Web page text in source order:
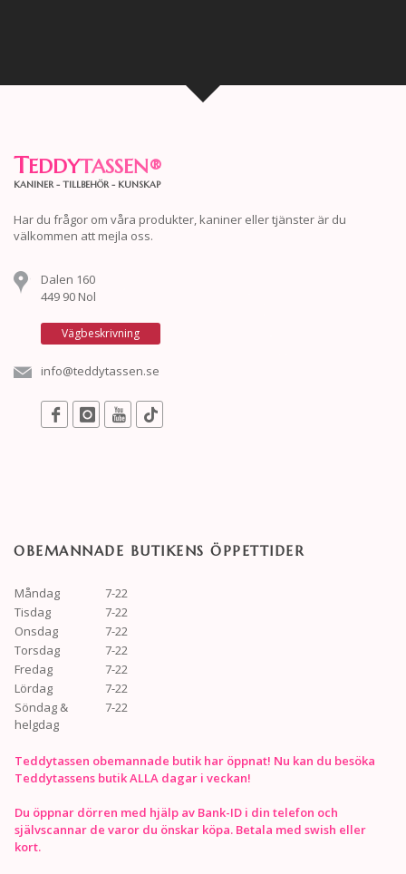
TEDDYTASSEN®
KANINER - TILLBEHÖR - KUNSKAP
Har du frågor om våra produkter, kaniner eller tjänster är du
välkommen att mejla oss.
Dalen 160
449 90 Nol
Vägbeskrivning
info@teddytassen.se
OBEMANNADE BUTIKENS ÖPPETTIDER
Måndag
7-22
Tisdag
7-22
Onsdag
7-22
Torsdag
7-22
Fredag
7-22
Lördag
7-22
Söndag &
helgdag
7-22
Teddytassen obemannade butik har öppnat! Nu kan du besöka
Teddytassens butik ALLA dagar i veckan!
Du öppnar dörren med hjälp av Bank-ID i din telefon och
självscannar de varor du önskar köpa. Betala med swish eller
kort.